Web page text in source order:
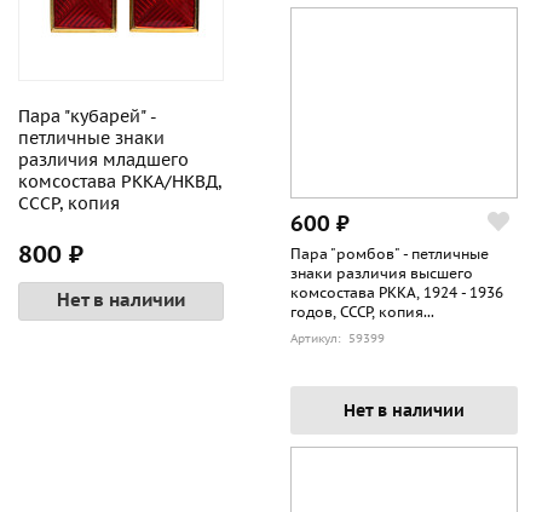
Пара "кубарей" -
петличные знаки
различия младшего
комсостава РККА/НКВД,
СССР, копия
800 ₽
Нет в наличии
600 ₽
Пара "ромбов" - петличные
знаки различия высшего
комсостава РККА, 1924 - 1936
годов, СССР, копия...
Артикул: 59399
Нет в наличии